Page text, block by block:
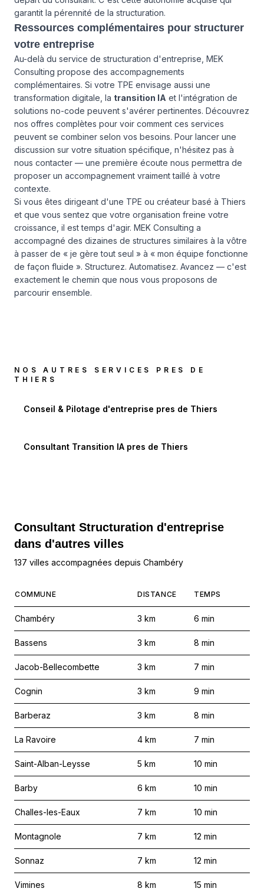
garantit la pérennité de la structuration.
Ressources complémentaires pour structurer
votre entreprise
Au-delà du service de structuration d'entreprise, MEK
Consulting propose des accompagnements
complémentaires. Si votre TPE envisage aussi une
transformation digitale, la transition IA et l'intégration de
solutions no-code peuvent s'avérer pertinentes. Découvrez
nos offres complètes pour voir comment ces services
peuvent se combiner selon vos besoins. Pour lancer une
discussion sur votre situation spécifique, n'hésitez pas à
nous contacter — une première écoute nous permettra de
proposer un accompagnement vraiment taillé à votre
contexte.
Si vous êtes dirigeant d'une TPE ou créateur basé à Thiers
et que vous sentez que votre organisation freine votre
croissance, il est temps d'agir. MEK Consulting a
accompagné des dizaines de structures similaires à la vôtre
à passer de « je gère tout seul » à « mon équipe fonctionne
de façon fluide ». Structurez. Automatisez. Avancez — c'est
exactement le chemin que nous vous proposons de
parcourir ensemble.
NOS AUTRES SERVICES PRES DE
THIERS
Conseil & Pilotage d'entreprise pres de Thiers
Consultant Transition IA pres de Thiers
Consultant Structuration d'entreprise
dans d'autres villes
137 villes accompagnées depuis Chambéry
COMMUNE DISTANCE TEMPS
Chambéry 3 km 6 min
Bassens 3 km 8 min
Jacob-Bellecombette 3 km 7 min
Cognin 3 km 9 min
Barberaz 3 km 8 min
La Ravoire 4 km 7 min
Saint-Alban-Leysse 5 km 10 min
Barby 6 km 10 min
Challes-les-Eaux 7 km 10 min
Montagnole 7 km 12 min
Sonnaz 7 km 12 min
Vimines 8 km 15 min